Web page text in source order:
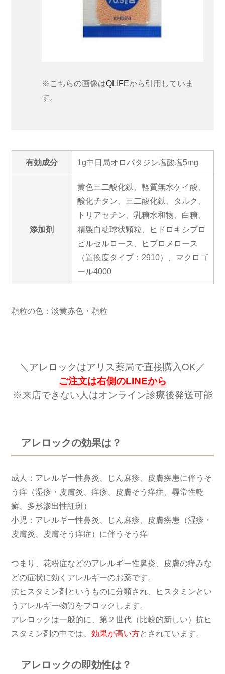
※こちらの画像はQLIFEから引用していま
す。
有効成分 1g中日局オロパタジン塩酸塩5mg
添加剤
黄色三二酸化鉄、軽質無水ケイ酸、
酸化チタン、三二酸化鉄、タルク、
トリアセチン、乳糖水和物、白糖、
精製白糖球状顆粒、ヒドロキシプロ
ピルセルロース、ヒプロメロース
（置換度タイプ：2910）、マクロゴ
ール4000
顆粒の色：淡黄赤色・顆粒
＼アレロックはアリス薬局で直接購入OK／
ご注文は右側のLINEから
※来店できない人はオンライン診療後発送可能
アレロックの効果は？
成人：アレルギー性鼻炎、じん麻疹、皮膚疾患に伴うそ
う痒（湿疹・皮膚炎、痒疹、皮膚そう痒症、尋常性乾
癬、多形滲出性紅斑）
小児：アレルギー性鼻炎、じん麻疹、皮膚疾患（湿疹・
皮膚炎、皮膚そう痒症）に伴うそう痒
つまり、花粉症などのアレルギー性鼻炎、皮膚の痒みな
どの症状に効くアレルギーのお薬です。
抗ヒスタミン剤というものに分類され、ヒスタミンとい
うアレルギー物質をブロックします。
アレロックは一般的に、第２世代（比較的新しい）抗ヒ
スタミン剤の中では、効果が高い方とされています。
アレロックの即効性は？